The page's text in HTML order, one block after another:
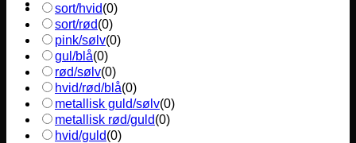
sort/hvid(0)
sort/rød(0)
pink/sølv(0)
gul/blå(0)
rød/sølv(0)
hvid/rød/blå(0)
metallisk guld/sølv(0)
metallisk rød/guld(0)
hvid/guld(0)